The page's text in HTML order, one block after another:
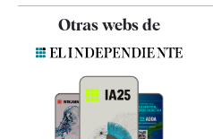
Contacto
Quiénes somos
Otras webs de